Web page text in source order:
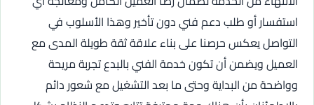
استفسار أو طلب دعم فني دون تأخير وهذا الأسلوب في
التواصل يعكس حرصنا على بناء علاقة ثقة طويلة المدى مع
العميل ويضمن أن تكون خدمة الفني بالبدع تجربة مريحة
وواضحة من البداية وحتى ما بعد التشغيل مع شعور دائم